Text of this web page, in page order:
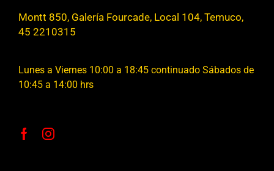
Montt 850, Galería Fourcade, Local 104, Temuco,
45 2210315
Lunes a Viernes 10:00 a 18:45 continuado Sábados de
10:45 a 14:00 hrs